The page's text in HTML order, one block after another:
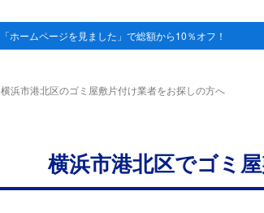
「ホームページを見ました」で総額から10％オフ！
横浜市港北区のゴミ屋敷片付け業者をお探しの方へ
横浜市港北区でゴミ